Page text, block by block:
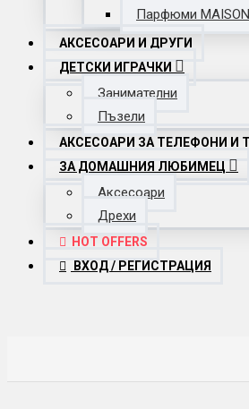
Парфюми
АКСЕСОАРИ И ДРУГИ
ДЕТСКИ ИГРАЧКИ
Занимателни
Пъзели
АКСЕСОАРИ ЗА ТЕЛЕФОНИ И
ЗА ДОМАШНИЯ ЛЮБИМЕЦ
Аксесоари
Дрехи
HOT OFFERS
ВХОД / РЕГИСТРАЦИЯ